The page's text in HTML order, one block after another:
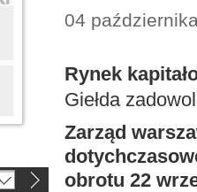
04
Rynek
Giełda
Zarząd
obrotu 22